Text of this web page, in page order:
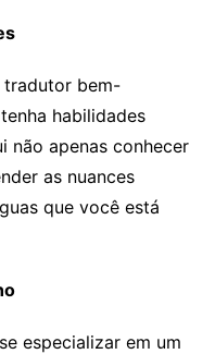
tradutor bem-
habilidades
não apenas conhecer
as nuances
que você está
especializar em um